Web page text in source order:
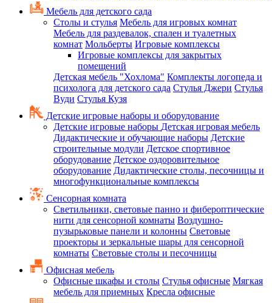
Мебель для детского сада
Столы и стулья Мебель для игровых комнат
Мебель для раздевалок, спален и туалетных
комнат Мольберты Игровые комплексы
Игровые комплексы для закрытых
помещений
Детская мебель "Хохлома" Комплекты логопеда и
психолога для детского сада Стулья Джери Стулья
Вуди Стулья Кузя
Детские игровые наборы и оборудование
Детские игровые наборы Детская игровая мебель
Дидактические и обучающие наборы Детские
строительные модули Детское спортивное
оборудование Детское оздоровительное
оборудование Дидактические столы, песочницы и
многофункциональные комплексы
Сенсорная комната
Светильники, световые панно и фибероптические
нити для сенсорной комнаты Воздушно-
пузырьковые панели и колонны Световые
проекторы и зеркальные шары для сенсорной
комнаты Световые столы и песочницы
Офисная мебель
Офисные шкафы и столы Стулья офисные Мягкая
мебель для приемных Кресла офисные